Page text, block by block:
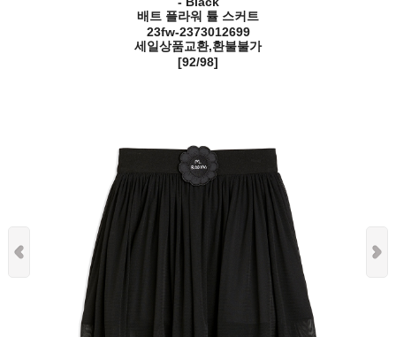
배트 플라워 튤 스커트
23fw-2373012699
세일상품교환,환불불가
[92/98]